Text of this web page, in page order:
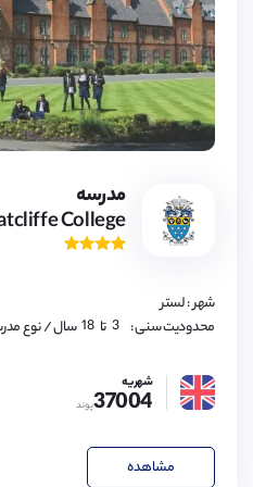
مدرسه
College
شهر : لستر
محدودیت سنی :
7,
8,
11,
تا
3,
4,
5,
6,
7,
9,
10,
11,
12,
13,
18 سال/ نوع
شهریه
37004پوند
مشاهده